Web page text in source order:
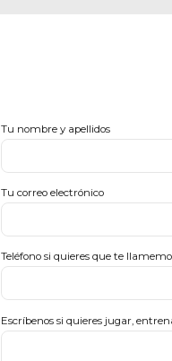
Tu nombre y apellidos
Tu correo electrónico
Teléfono si quieres que te
Escríbenos si quieres jugar,